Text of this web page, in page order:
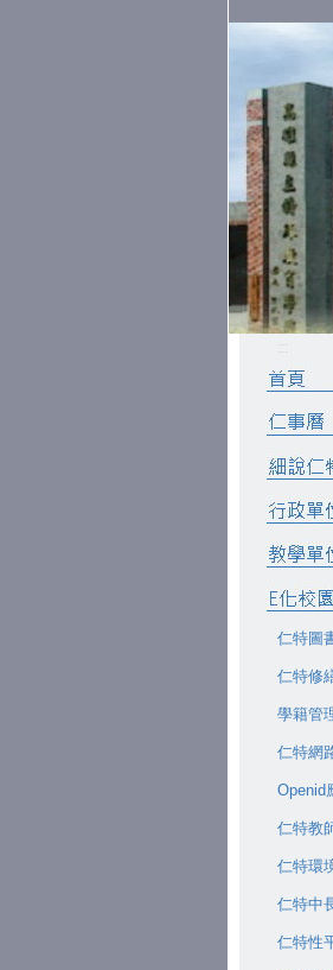
:::
仁特圖
仁特修
學籍管
仁特網
Openid
仁特教
仁特環
仁特中
仁特性